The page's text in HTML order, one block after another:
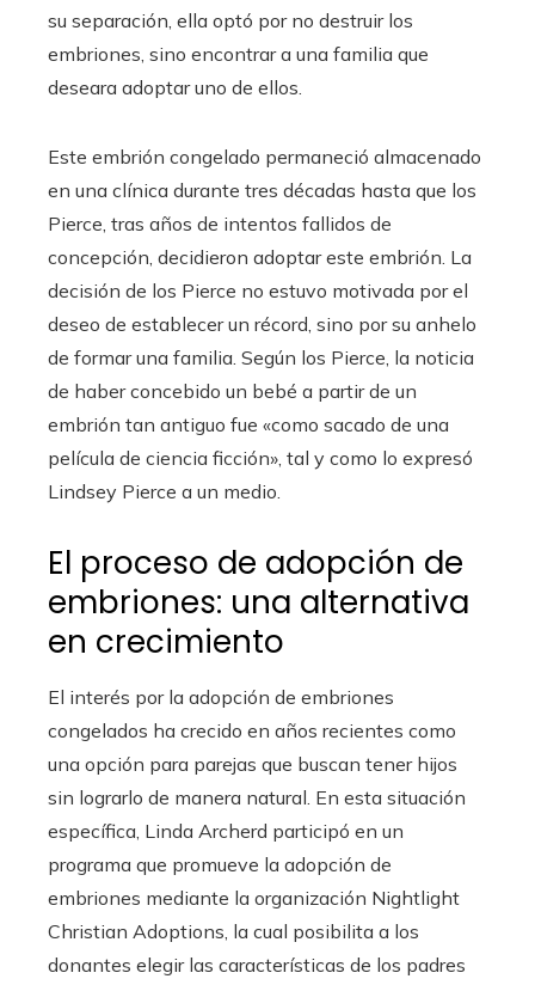
su separación, ella optó por no destruir los
embriones, sino encontrar a una familia que
deseara adoptar uno de ellos.
Este embrión congelado permaneció almacenado
en una clínica durante tres décadas hasta que los
Pierce, tras años de intentos fallidos de
concepción, decidieron adoptar este embrión. La
decisión de los Pierce no estuvo motivada por el
deseo de establecer un récord, sino por su anhelo
de formar una familia. Según los Pierce, la noticia
de haber concebido un bebé a partir de un
embrión tan antiguo fue «como sacado de una
película de ciencia ficción», tal y como lo expresó
Lindsey Pierce a un medio.
El proceso de adopción de
embriones: una alternativa
en crecimiento
El interés por la adopción de embriones
congelados ha crecido en años recientes como
una opción para parejas que buscan tener hijos
sin lograrlo de manera natural. En esta situación
específica, Linda Archerd participó en un
programa que promueve la adopción de
embriones mediante la organización Nightlight
Christian Adoptions, la cual posibilita a los
donantes elegir las características de los padres